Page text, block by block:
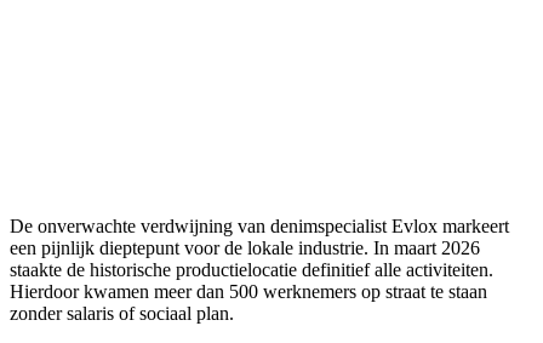
De onverwachte verdwijning van denimspecialist Evlox markeert
een pijnlijk dieptepunt voor de lokale industrie. In maart 2026
staakte de historische productielocatie definitief alle activiteiten.
Hierdoor kwamen meer dan 500 werknemers op straat te staan
zonder salaris of sociaal plan.